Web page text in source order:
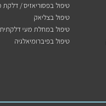
טיפול בפסוריאזיס /
טיפול בצליאק
טיפול במחלת מעי
טיפול בפיברומיאלגיה